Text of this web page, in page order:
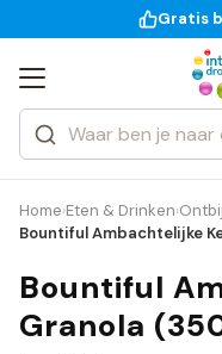
Gratis
Zoeken
Categorieën
Merken
Home›Eten & Drinken›
Bountiful Ambachtelijke
Bountiful
Granola